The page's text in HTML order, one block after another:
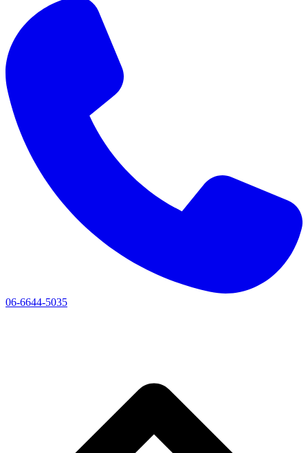
06-6644-5035